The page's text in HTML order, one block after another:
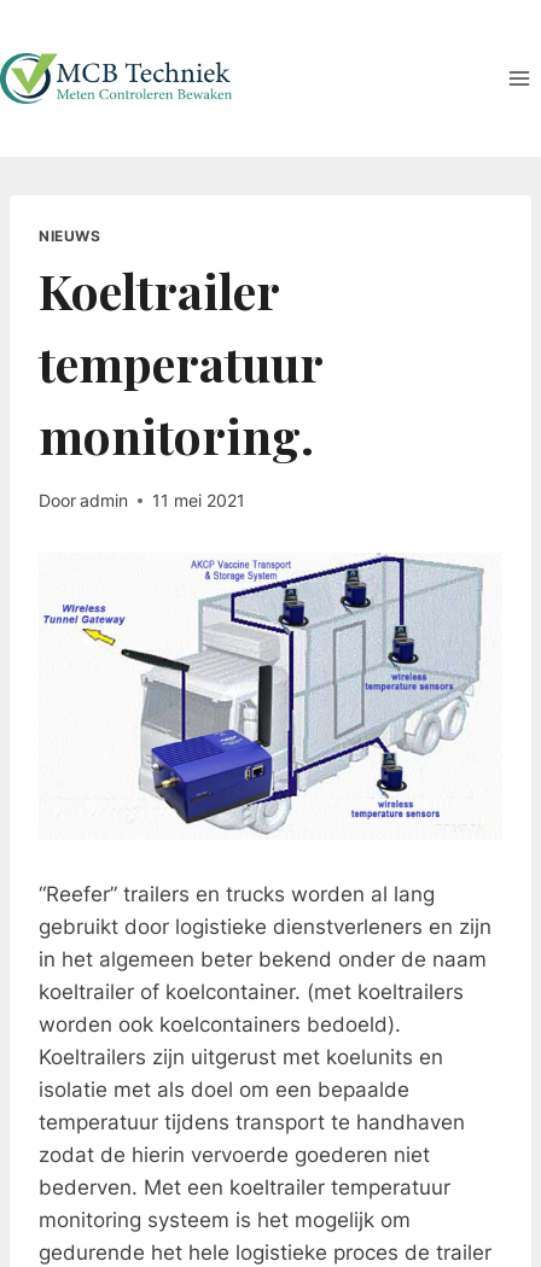
naar
inhoud
NIEUWS
Koeltrailer
temperatuur
monitoring.
Dooradmin 11 mei 2021
“Reefer” trailers en trucks worden al lang
gebruikt door logistieke dienstverleners en zijn
in het algemeen beter bekend onder de naam
koeltrailer of koelcontainer. (met koeltrailers
worden ook koelcontainers bedoeld).
Koeltrailers zijn uitgerust met koelunits en
isolatie met als doel om een bepaalde
temperatuur tijdens transport te handhaven
zodat de hierin vervoerde goederen niet
bederven. Met een koeltrailer temperatuur
monitoring systeem is het mogelijk om
gedurende het hele logistieke proces de trailer